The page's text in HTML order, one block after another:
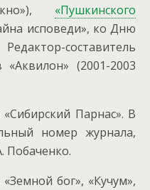
«Пушкинского
исповеди», ко Дню
составитель
(2001-2003
Парнас». В
номер журнала,
Побаченко.
бог», «Кучум»,